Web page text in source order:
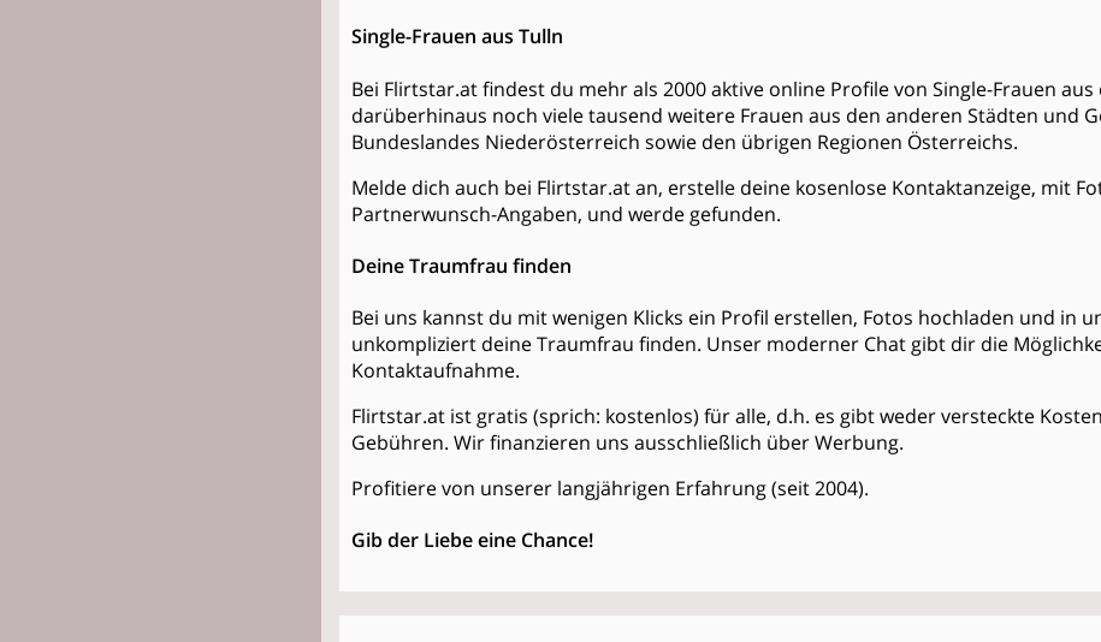
Single-Frauen aus Tulln
Bei Flirtstar.at findest du mehr als 2000 aktive online Profile von Single-Frauen aus
darüberhinaus noch viele tausend weitere Frauen aus den anderen Städten und
Bundeslandes Niederösterreich sowie den übrigen Regionen Österreichs.
Melde dich auch bei Flirtstar.at an, erstelle deine kosenlose Kontaktanzeige, mit
Partnerwunsch-Angaben, und werde gefunden.
Deine Traumfrau finden
Bei uns kannst du mit wenigen Klicks ein Profil erstellen, Fotos hochladen und in
unkompliziert deine Traumfrau finden. Unser moderner Chat gibt dir die
Kontaktaufnahme.
Flirtstar.at ist gratis (sprich: kostenlos) für alle, d.h. es gibt weder versteckte
Gebühren. Wir finanzieren uns ausschließlich über Werbung.
Profitiere von unserer langjährigen Erfahrung (seit 2004).
Gib der Liebe eine Chance!